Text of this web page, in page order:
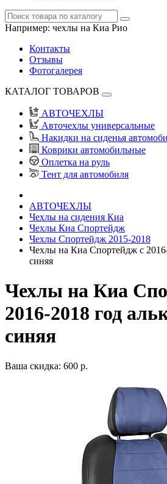
Например: чехлы на Киа Рио
Контакты
Отзывы
Фотогалерея
КАТАЛОГ ТОВАРОВ
АВТОЧЕХЛЫ
Авточехлы универсальные
Накидки на сиденья
Коврики автомобильные
Оплетка на руль
Тент для автомобиля
АВТОЧЕХЛЫ
Чехлы на сидения Киа
Чехлы Киа Спортейдж
Чехлы Спортейдж 2015-2018
Чехлы на Киа Спортейдж с 2016-
синяя
Чехлы на Киа
2016-2018 год
синяя
Ваша скидка: 600 р.